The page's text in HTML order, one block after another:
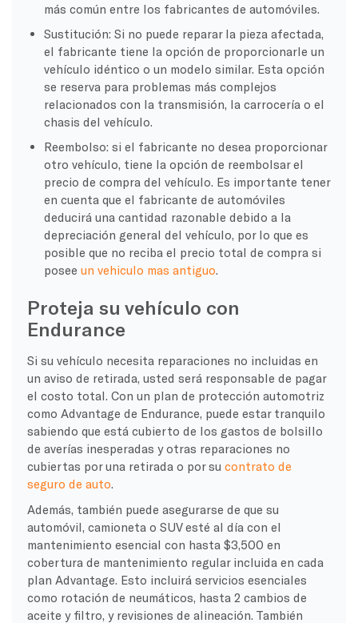
más común entre los fabricantes de automóviles.
Sustitución: Si no puede reparar la pieza afectada,
el fabricante tiene la opción de proporcionarle un
vehículo idéntico o un modelo similar. Esta opción
se reserva para problemas más complejos
relacionados con la transmisión, la carrocería o el
chasis del vehículo.
Reembolso: si el fabricante no desea proporcionar
otro vehículo, tiene la opción de reembolsar el
precio de compra del vehículo. Es importante tener
en cuenta que el fabricante de automóviles
deducirá una cantidad razonable debido a la
depreciación general del vehículo, por lo que es
posible que no reciba el precio total de compra si
poseeun vehiculo mas antiguo.
Proteja su vehículo con
Endurance
Si su vehículo necesita reparaciones no incluidas en
un aviso de retirada, usted será responsable de pagar
el costo total. Con un plan de protección automotriz
como Advantage de Endurance, puede estar tranquilo
sabiendo que está cubierto de los gastos de bolsillo
de averías inesperadas y otras reparaciones no
cubiertas por una retirada o por su contrato de
seguro de auto
Además, también puede asegurarse de que su
automóvil, camioneta o SUV esté al día con el
mantenimiento esencial con hasta $3,500 en
cobertura de mantenimiento regular incluida en cada
plan Advantage. Esto incluirá servicios esenciales
como rotación de neumáticos, hasta 2 cambios de
aceite y filtro, y revisiones de alineación. También